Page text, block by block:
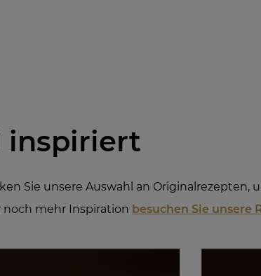
inspiriert
Sie unsere Auswahl an Originalrezepten,
noch mehr Inspiration besuchen Sie unsere